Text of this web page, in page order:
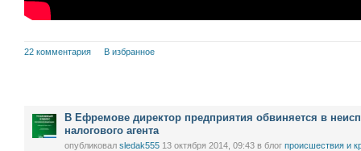
22 комментария В избранное
В Ефремове директор предприятия обвиняется в
налогового агента
опубликовал sledak555 13 октября 2014, 09:43 в блог проиcшествия и